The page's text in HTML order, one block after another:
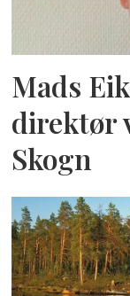
Mads
direktør
Skogn